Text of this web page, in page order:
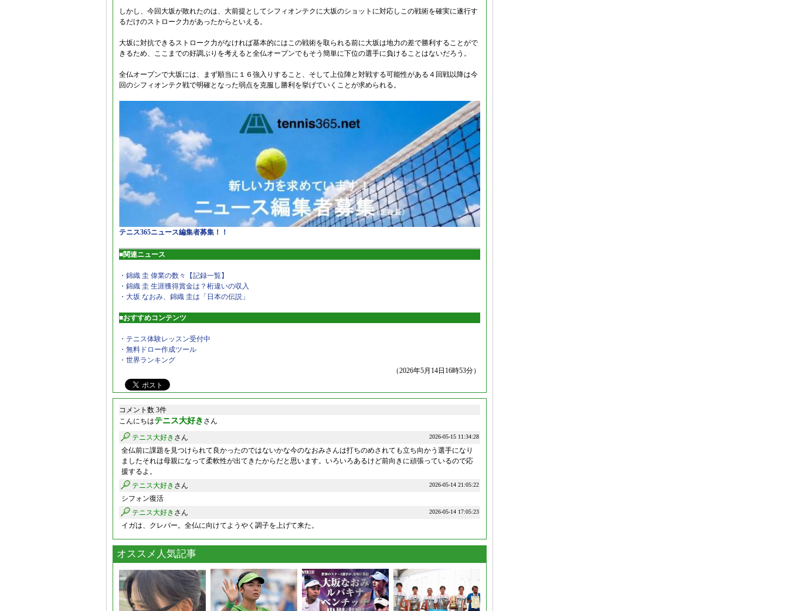
しかし、今回大坂が敗れたのは、大前提としてシフィオンテクに大坂のショットに対応しこの戦術を確実に遂行す
るだけのストローク力があったからといえる。
大坂に対抗できるストローク力がなければ基本的にはこの戦術を取られる前に大坂は地力の差で勝利することがで
きるため、ここまでの好調ぶりを考えると全仏オープンでもそう簡単に下位の選手に負けることはないだろう。
全仏オープンで大坂には、まず順当に１６強入りすること、そして上位陣と対戦する可能性がある４回戦以降は今
回のシフィオンテク戦で明確となった弱点を克服し勝利を挙げていくことが求められる。
テニス365ニュース編集者募集！！
■関連ニュース
・錦織 圭 偉業の数々【記録一覧】
・錦織 圭 生涯獲得賞金は？桁違いの収入
・大坂 なおみ、錦織 圭は「日本の伝説」
■おすすめコンテンツ
・テニス体験レッスン受付中
・無料ドロー作成ツール
・世界ランキング
（2026年5月14日16時53分）
コメント数 3件
こんにちはテニス大好き さん
2026-05-15 11:34:28
テニス大好き さん
全仏前に課題を見つけられて良かったのではないかな今のなおみさんは打ちのめされても立ち向かう選手になり
ましたそれは母親になって柔軟性が出てきたからだと思います。いろいろあるけど前向きに頑張っているので応
援するよ。
2026-05-14 21:05:22
テニス大好き さん
シフォン復活
2026-05-14 17:05:23
テニス大好き さん
イガは、クレバー。全仏に向けてようやく調子を上げて来た。
オススメ人気記事